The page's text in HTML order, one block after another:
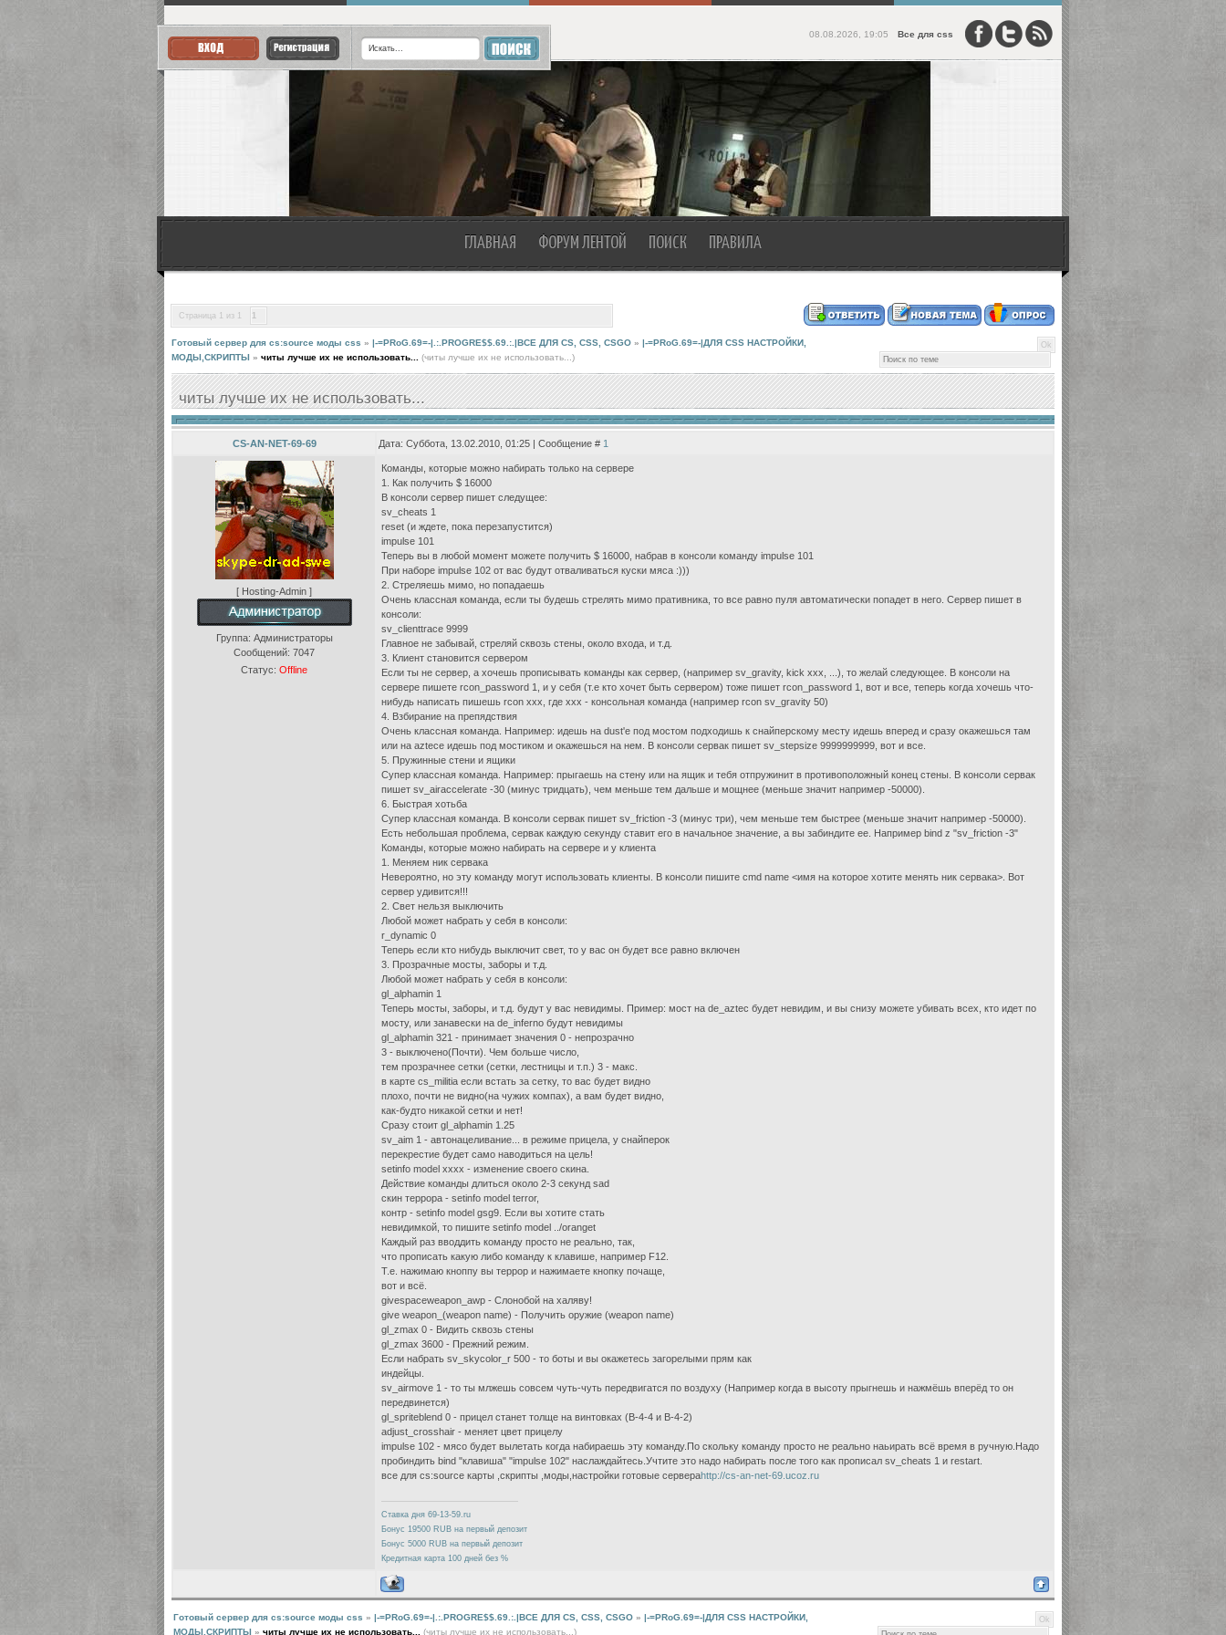
08.08.2026, 19:05 Все для css
ГЛАВНАЯ ФОРУМ ЛЕНТОЙ ПОИСК ПРАВИЛА
Страница 1 из 1 1
Готовый сервер для cs:source моды css » |-=PRoG.69=-|.:.PROGRE$$.69.:.|ВСЕ ДЛЯ CS, CSS, CSGO » |-=PRoG.69=-|ДЛЯ CSS НАСТРОЙКИ,
МОДЫ,СКРИПТЫ » читы лучше их не использовать... (читы лучше их не использовать...)
читы лучше их не использовать...
CS-AN-NET-69-69 Дата: Суббота, 13.02.2010, 01:25 | Сообщение # 1
[ Hosting-Admin ]
Группа: Администраторы
Сообщений: 7047
Статус: Offline
Команды, которые можно набирать только на сервере
1. Как получить $ 16000
В консоли сервер пишет следущее:
sv_cheats 1
reset (и ждете, пока перезапустится)
impulse 101
Теперь вы в любой момент можете получить $ 16000, набрав в консоли команду impulse 101
При наборе impulse 102 от вас будут отваливаться куски мяса :)))
2. Стреляешь мимо, но попадаешь
Очень классная команда, если ты будешь стрелять мимо пративника, то все равно пуля автоматически попадет в него. Сервер пишет в
консоли:
sv_clienttrace 9999
Главное не забывай, стреляй сквозь стены, около входа, и т.д.
3. Клиент становится сервером
Если ты не сервер, а хочешь прописывать команды как сервер, (например sv_gravity, kick xxx, ...), то желай следующее. В консоли на
сервере пишете rcon_password 1, и у себя (т.е кто хочет быть сервером) тоже пишет rcon_password 1, вот и все, теперь когда хочешь что-
нибудь написать пишешь rcon xxx, где xxx - консольная команда (например rcon sv_gravity 50)
4. Взбирание на препядствия
Очень классная команда. Например: идешь на dust'е под мостом подходишь к снайперскому месту идешь вперед и сразу окажешься там
или на aztecе идешь под мостиком и окажешься на нем. В консоли сервак пишет sv_stepsize 9999999999, вот и все.
5. Пружинные стени и ящики
Супер классная команда. Например: прыгаешь на стену или на ящик и тебя отпружинит в противоположный конец стены. В консоли сервак
пишет sv_airaccelerate -30 (минус тридцать), чем меньше тем дальше и мощнее (меньше значит например -50000).
6. Быстрая хотьба
Супер классная команда. В консоли сервак пишет sv_friction -3 (минус три), чем меньше тем быстрее (меньше значит например -50000).
Есть небольшая проблема, сервак каждую секунду ставит его в начальное значение, а вы забиндите ее. Например bind z "sv_friction -3"
Команды, которые можно набирать на сервере и у клиента
1. Меняем ник сервака
Невероятно, но эту команду могут использовать клиенты. В консоли пишите cmd name <имя на которое хотите менять ник сервака>. Вот
сервер удивится!!!
2. Свет нельзя выключить
Любой может набрать у себя в консоли:
r_dynamic 0
Теперь если кто нибудь выключит свет, то у вас он будет все равно включен
3. Прозрачные мосты, заборы и т.д.
Любой может набрать у себя в консоли:
gl_alphamin 1
Теперь мосты, заборы, и т.д. будут у вас невидимы. Пример: мост на de_aztec будет невидим, и вы снизу можете убивать всех, кто идет по
мосту, или занавески на de_inferno будут невидимы
gl_alphamin 321 - принимает значения 0 - непрозрачно
3 - выключено(Почти). Чем больше число,
тем прозрачнее сетки (сетки, лестницы и т.п.) 3 - макс.
в карте cs_militia если встать за сетку, то вас будет видно
плохо, почти не видно(на чужих компах), а вам будет видно,
как-будто никакой сетки и нет!
Сразу стоит gl_alphamin 1.25
sv_aim 1 - автонацеливание... в режиме прицела, у снайперок
перекрестие будет само наводиться на цель!
setinfo model xxxx - изменение своего скина.
Действие команды длиться около 2-3 секунд sad
скин террора - setinfo model terror,
контр - setinfo model gsg9. Если вы хотите стать
невидимкой, то пишите setinfo model ../oranget
Каждый раз вводдить команду просто не реально, так,
что прописать какую либо команду к клавише, например F12.
Т.е. нажимаю кноппу вы террор и нажимаете кнопку почаще,
вот и всё.
givespaceweapon_awp - Слонобой на халяву!
give weapon_(weapon name) - Получить оружие (weapon name)
gl_zmax 0 - Видить сквозь стены
gl_zmax 3600 - Прежний режим.
Если набрать sv_skycolor_r 500 - то боты и вы окажетесь загорелыми прям как
индейцы.
sv_airmove 1 - то ты млжешь совсем чуть-чуть передвигатся по воздуху (Например когда в высоту прыгнешь и нажмёшь вперёд то он
передвинется)
gl_spriteblend 0 - прицел станет толще на винтовках (B-4-4 и B-4-2)
adjust_crosshair - меняет цвет прицелу
impulse 102 - мясо будет вылетать когда набираешь эту команду.По скольку команду просто не реально наьирать всё время в ручную.Надо
пробиндить bind "клавиша" "impulse 102" наслаждайтесь.Учтите это надо набирать после того как прописал sv_cheats 1 и restart.
все для cs:source карты ,скрипты ,моды,настройки готовые сервераhttp://cs-an-net-69.ucoz.ru
Ставка дня 69-13-59.ru
Бонус 19500 RUB на первый депозит
Бонус 5000 RUB на первый депозит
Кредитная карта 100 дней без %
Готовый сервер для cs:source моды css » |-=PRoG.69=-|.:.PROGRE$$.69.:.|ВСЕ ДЛЯ CS, CSS, CSGO » |-=PRoG.69=-|ДЛЯ CSS НАСТРОЙКИ,
МОДЫ,СКРИПТЫ » читы лучше их не использовать... (читы лучше их не использовать...)